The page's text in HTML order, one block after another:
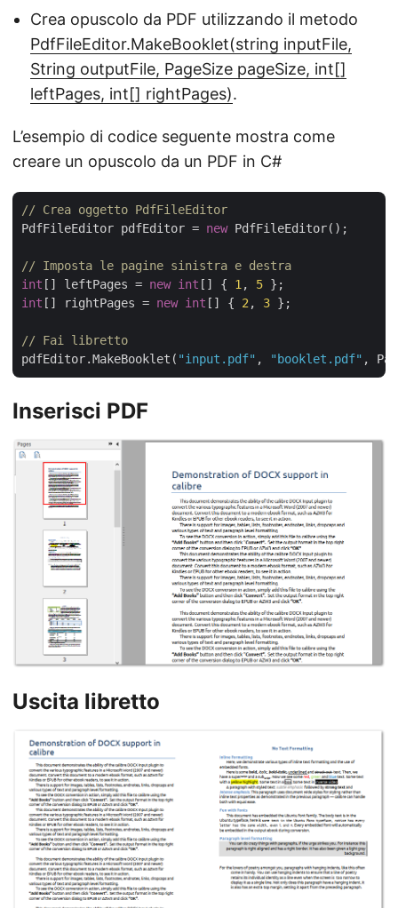
Crea opuscolo da PDF utilizzando il metodo
PdfFileEditor.MakeBooklet(string inputFile,
String outputFile, PageSize pageSize, int[]
leftPages, int[] rightPages).
L’esempio di codice seguente mostra come
creare un opuscolo da un PDF in C#
// Crea oggetto PdfFileEditor
PdfFileEditor pdfEditor = new PdfFileEditor();
// Imposta le pagine sinistra e destra
int [] leftPages = new int [] { 1 , 5
int [] rightPages = new int [] { 2 , 3 };
// Fai libretto
pdfEditor.MakeBooklet( "input.pdf" , "booklet.pdf"
Inserisci PDF
Uscita libretto